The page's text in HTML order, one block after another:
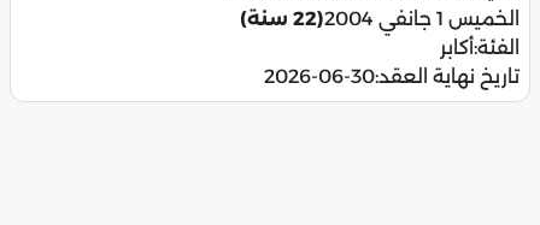
الخميس 1 جانفي 2004
(22 سنة)
الفئة:أكابر
تاريخ نهاية العقد:2026-06-30